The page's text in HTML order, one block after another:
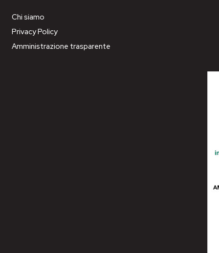
Chi siamo
Privacy Policy
Amministrazione trasparente